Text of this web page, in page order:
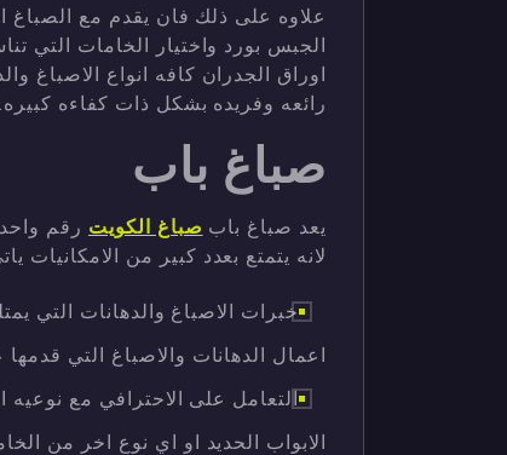
علاوه على ذلك فان يقدم مع الصباغ
الجبس بورد واختيار الخامات التي
اوراق الجدران كافه انواع الاصباغ
رائعه وفريده بشكل ذات كفاءه كبيره.
صباغ باب
يعد صباغ باب صباغ الكويت رقم
لانه يتمتع بعدد كبير من الامكانيات
خبرات الاصباغ والدهانات التي
اعمال الدهانات والاصباغ التي
التعامل على الاحترافي مع نوعيه
الابواب الحديد او اي نوع اخر من